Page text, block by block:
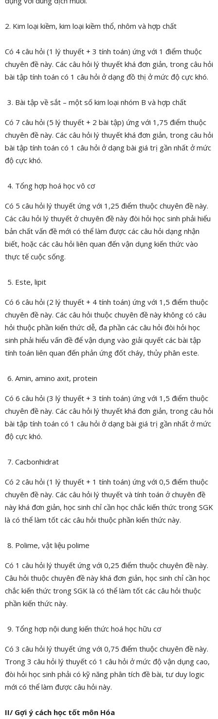
2. Kim loại kiềm, kim loại kiềm thổ, nhôm và hợp chất
Có 4 câu hỏi (1 lý thuyết + 3 tính toán) ứng với 1 điểm thuộc
chuyên đề này. Các câu hỏi lý thuyết khá đơn giản, trong câu hỏi
bài tập tính toán có 1 câu hỏi ở dạng đồ thị ở mức độ cực khó.
Bài tập về sắt – một số kim loại nhóm B và hợp chất
Có 7 câu hỏi (5 lý thuyết + 2 bài tập) ứng với 1,75 điểm thuộc
chuyên đề này. Các câu hỏi lý thuyết khá đơn giản, trong câu hỏi
bài tập tính toán có 1 câu hỏi ở dạng bài giá trị gần nhất ở mức
độ cực khó.
Tổng hợp hoá học vô cơ
Có 5 câu hỏi lý thuyết ứng với 1,25 điểm thuộc chuyên đề này.
Các câu hỏi lý thuyết ở chuyên đề này đòi hỏi học sinh phải hiểu
bản chất vấn đề mới có thể làm được các câu hỏi dạng nhận
biết, hoặc các câu hỏi liên quan đến vận dụng kiến thức vào
thực tế cuộc sống.
Este, lipit
Có 6 câu hỏi (2 lý thuyết + 4 tính toán) ứng với 1,5 điểm thuộc
chuyên đề này. Các câu hỏi thuộc chuyên đề này không có câu
hỏi thuộc phần kiến thức dễ, đa phần các câu hỏi đòi hỏi học
sinh phải hiểu vấn đề để vận dụng vào giải quyết các bài tập
tính toán liên quan đến phản ứng đốt cháy, thủy phân este.
Amin, amino axit, protein
Có 6 câu hỏi (3 lý thuyết + 3 tính toán) ứng với 1,5 điểm thuộc
chuyên đề này. Các câu hỏi lý thuyết khá đơn giản, trong câu hỏi
bài tập tính toán có 1 câu hỏi ở dạng bài giá trị gần nhất ở mức
độ cực khó.
Cacbonhidrat
Có 2 câu hỏi (1 lý thuyết + 1 tính toán) ứng với 0,5 điểm thuộc
chuyên đề này. Các câu hỏi lý thuyết và tính toán ở chuyên đề
này khá đơn giản, học sinh chỉ cần học chắc kiến thức trong SGK
là có thể làm tốt các câu hỏi thuộc phần kiến thức này.
Polime, vật liệu polime
Có 1 câu hỏi lý thuyết ứng với 0,25 điểm thuộc chuyên đề này.
Câu hỏi thuộc chuyên đề này khá đơn giản, học sinh chỉ cần học
chắc kiến thức trong SGK là có thể làm tốt các câu hỏi thuộc
phần kiến thức này.
Tổng hợp nội dung kiến thức hoá học hữu cơ
Có 3 câu hỏi lý thuyết ứng với 0,75 điểm thuộc chuyên đề này.
Trong 3 câu hỏi lý thuyết có 1 câu hỏi ở mức độ vận dụng cao,
đòi hỏi học sinh phải có kỹ năng phân tích đề bài, tư duy logic
mới có thể làm được câu hỏi này.
II/ Gợi ý cách học tốt môn Hóa